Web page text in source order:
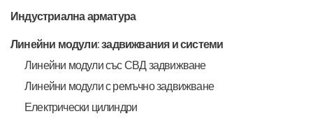
Индустриална арматура
Линейни модули: задвижвания и системи
Линейни модули със СВД задвижване
Линейни модули с ремъчно задвижване
Електрически цилиндри